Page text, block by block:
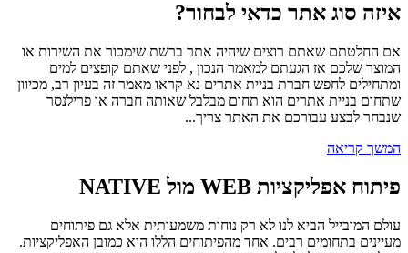
איזה סוג אתר כדאי לבחור?
אם החלטתם שאתם רוצים שיהיה אתר ברשת שימכור את השירות או
המוצר שלכם אז הגעתם למאמר הנכון , לפני שאתם קופצים למים
ומתחילים לחפש חברת בניית אתרים נא קראו מאמר זה בעיון רב, מכיוון
שתחום בניית אתרים הוא תחום מבלבל שאותה חברה או פרילנסר
שנבחר לבצע עבורכם את האתר צריך...
המשך קריאה
פיתוח אפליקציות WEB מול NATIVE
עולם המובייל הביא לנו לא רק נוחות משמעותית אלא גם פיתוחים
מעיינים בתחומים רבים. אחד מהפיתוחים הללו הוא כמובן האפליקציות.